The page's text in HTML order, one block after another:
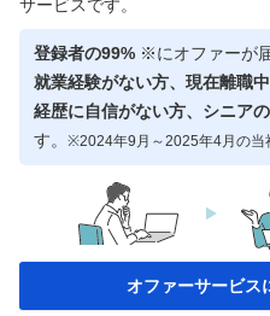
サービスです。
登録者の99% ※にオファーが
就業経験がない方、現在離職
経歴に自信がない方、シニア
す。 ※2024年9月～2025年4月の当
オファーサービス